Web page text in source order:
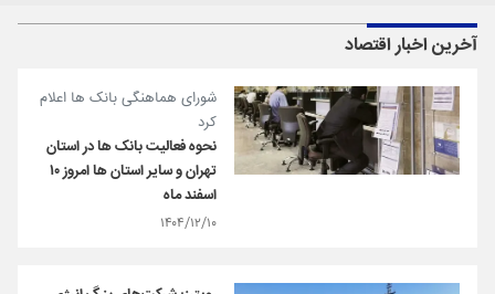
آخرین اخبار اقتصاد
شورای هماهنگی بانک ها اعلام
کرد
نحوه فعالیت بانک ها در استان
تهران و سایر استان ها امروز ١٠
اسفند ماه
۱۴۰۴/۱۲/۱۰